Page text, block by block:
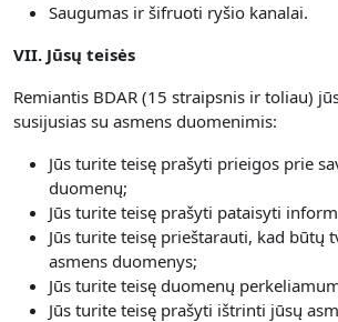
Saugumas ir šifruoti ryšio kanalai.
VII. Jūsų teisės
Remiantis BDAR (15 straipsnis ir toliau)
susijusias su asmens duomenimis:
Jūs turite teisę prašyti prieigos prie
duomenų;
Jūs turite teisę prašyti pataisyti
Jūs turite teisę prieštarauti, kad būtų
asmens duomenys;
Jūs turite teisę duomenų
Jūs turite teisę prašyti ištrinti jūsų